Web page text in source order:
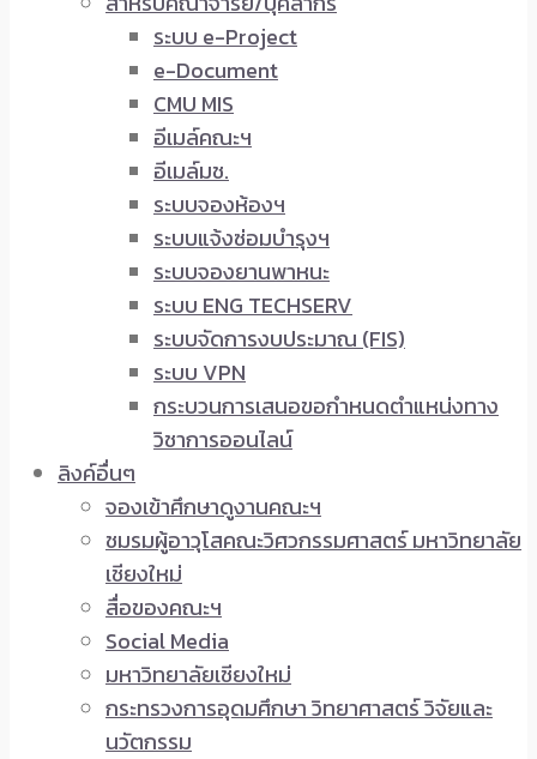
ระบบ e-Project
e-Document
CMU MIS
อีเมล์คณะฯ
อีเมล์มช.
ระบบจองห้องฯ
ระบบแจ้งซ่อมบำรุงฯ
ระบบจองยานพาหนะ
ระบบ ENG TECHSERV
ระบบจัดการงบประมาณ (FIS)
ระบบ VPN
กระบวนการเสนอขอกำหนดตำแหน่งทาง
วิชาการออนไลน์
ลิงค์อื่นๆ
จองเข้าศึกษาดูงานคณะฯ
ชมรมผู้อาวุโสคณะวิศวกรรมศาสตร์ มหาวิทยาลัย
เชียงใหม่
สื่อของคณะฯ
Social Media
มหาวิทยาลัยเชียงใหม่
กระทรวงการอุดมศึกษา วิทยาศาสตร์ วิจัยและ
นวัตกรรม